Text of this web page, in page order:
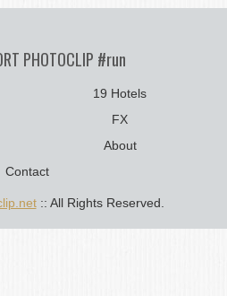
PHOTOCLIP #run
19 Hotels
FX
About
Contact
:: All Rights Reserved.